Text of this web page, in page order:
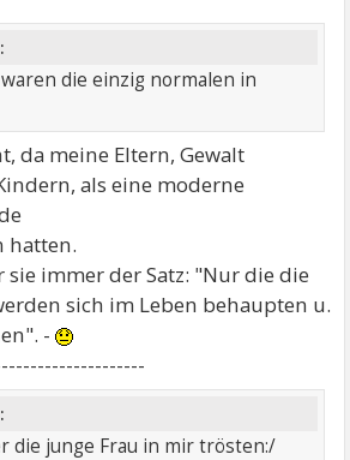
die einzig normalen in
da meine Eltern, Gewalt
als eine moderne
hatten.
immer der Satz: "Nur die die
sich im Leben behaupten u.
-
die junge Frau in mir trösten:/